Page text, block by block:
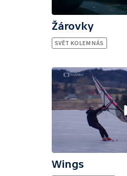
Žárovky
SVĚT KOLEM NÁS
Wings